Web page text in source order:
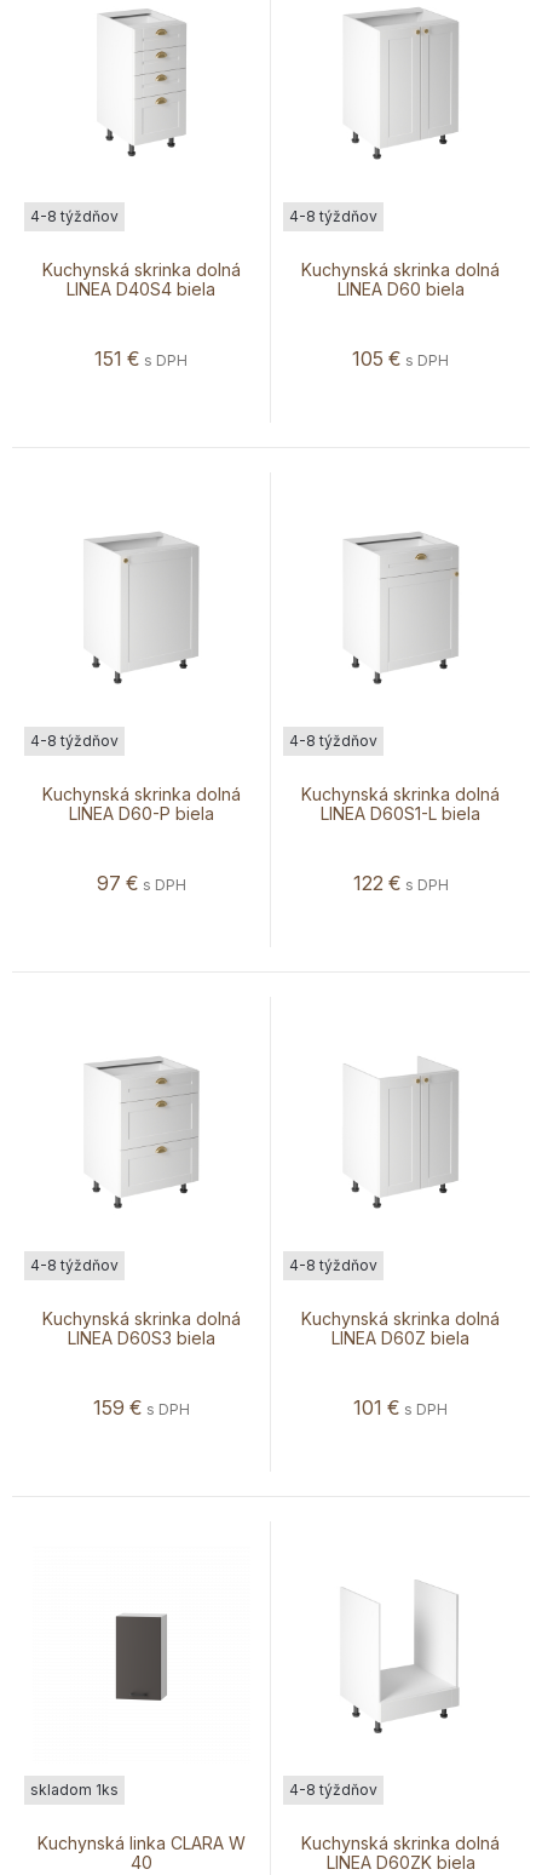
Kuchynská skrinka dolná
LINEA D40S4 biela
4-8 týždňov
151 € s DPH
Kuchynská skrinka dolná
LINEA D60 biela
4-8 týždňov
105 € s DPH
Kuchynská skrinka dolná
LINEA D60-P biela
4-8 týždňov
97 € s DPH
Kuchynská skrinka dolná
LINEA D60S1-L biela
4-8 týždňov
122 € s DPH
Kuchynská skrinka dolná
LINEA D60S3 biela
4-8 týždňov
159 € s DPH
Kuchynská skrinka dolná
LINEA D60Z biela
4-8 týždňov
101 € s DPH
Kuchynská linka CLARA W
40
skladom 1ks
Kuchynská skrinka dolná
LINEA D60ZK biela
4-8 týždňov